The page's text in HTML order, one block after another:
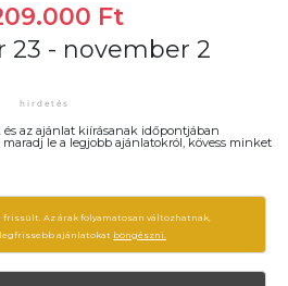
Ft
23 - november 2
az ajánlat kiírásanak időpontjában
le a legjobb ajánlatokról, kövess minket
frissült. Az árak folyamatosan változhatnak,
ajánlatokat böngészni.